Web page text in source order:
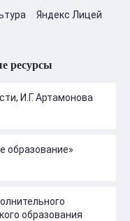
Яндекс Лицей
ресурсы
И.Г. Артамонова
образование»
образования